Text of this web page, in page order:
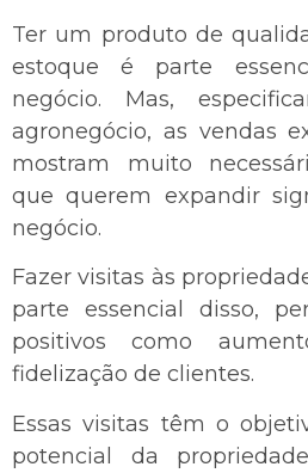
Ter um produto de
estoque é parte
negócio. Mas,
agronegócio, as vendas
mostram muito
que querem expandir
negócio.
Fazer visitas às
parte essencial disso,
positivos como
fidelização de clientes.
Essas visitas têm o
potencial da